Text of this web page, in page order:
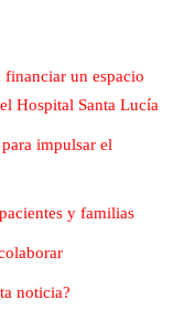
financiar un espacio
Hospital Santa Lucía
impulsar el
y familias
noticia?